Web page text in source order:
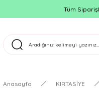
Tüm
Anasayfa KIRTASİYE